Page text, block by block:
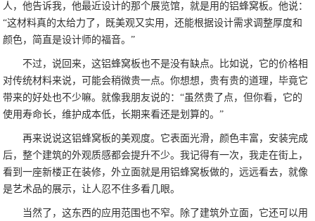
人，他告诉我，他最近设计的那个展览馆，就是用的铝蜂窝板。他说：
“这材料真的太给力了，既美观又实用，还能根据设计需求调整厚度和
颜色，简直是设计师的福音。”
不过，说回来，这铝蜂窝板也不是没有缺点。比如说，它的价格相
对传统材料来说，可能会稍微贵一点。你想想，贵有贵的道理，毕竟它
带来的好处也不少嘛。就像我朋友说的：“虽然贵了点，但你看，它的
使用寿命长，维护成本低，长期来看还是划算的。”
再来说说这铝蜂窝板的美观度。它表面光滑，颜色丰富，安装完成
后，整个建筑的外观质感都会提升不少。我记得有一次，我走在街上，
看到一座新楼正在装修，外立面就是用铝蜂窝板做的，远远看去，就像
是艺术品的展示，让人忍不住多看几眼。
当然了，这东西的应用范围也不窄。除了建筑外立面，它还可以用